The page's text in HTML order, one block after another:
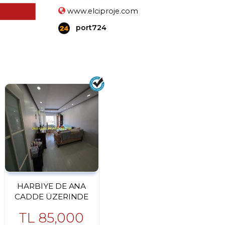
www.elciproje.com
port724
HARBIYE DE ANA
CADDE ÜZERINDE
TL 85,000